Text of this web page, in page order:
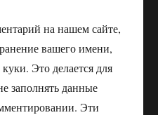
на нашем сайте,
вашего имени,
Это делается для
заполнять данные
Эти